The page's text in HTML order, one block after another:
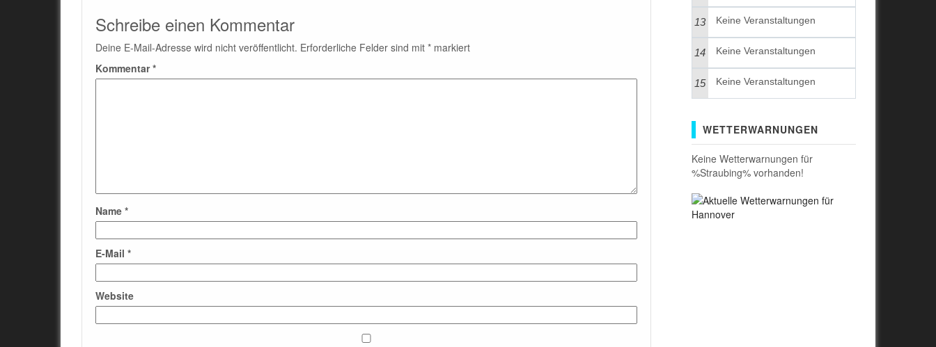
Schreibe einen Kommentar
Deine E-Mail-Adresse wird nicht veröffentlicht. Erforderliche Felder sind mit * markiert
Kommentar*
Name *
E-Mail *
Website
13 Keine Veranstaltungen
14 Keine Veranstaltungen
15 Keine Veranstaltungen
WETTERWARNUNGEN
Keine Wetterwarnungen für
%Straubing% vorhanden!